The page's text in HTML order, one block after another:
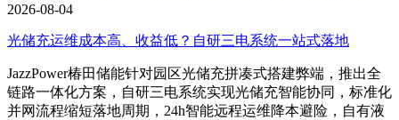
2026-08-04
光储充运维成本高、收益低？自研三电系统一站式落地
JazzPower椿田储能针对园区光储充拼凑式搭建弊端，推出全
链路一体化方案，自研三电系统实现光储充智能协同，标准化
并网流程缩短落地周期，24h智能远程运维降本避险，自有液